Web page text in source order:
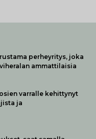
perheyritys, joka
ammattilaisia
varralle kehittynyt
ja